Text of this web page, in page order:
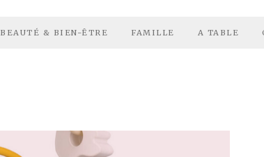
BEAUTÉ & BIEN-ÊTRE FAMILLE A TABLE